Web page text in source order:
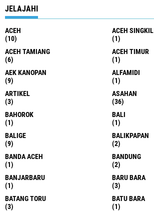
JELAJAHI
ACEH
(10)
ACEH SINGKIL
(1)
ACEH TAMIANG
(6)
ACEH TIMUR
(1)
AEK KANOPAN
(9)
ALFAMIDI
(1)
ARTIKEL
(3)
ASAHAN
(36)
BAHOROK
(1)
BALI
(1)
BALIGE
(9)
BALIKPAPAN
(2)
BANDA ACEH
(1)
BANDUNG
(2)
BANJARBARU
(1)
BARU BARA
(3)
BATANG TORU
(3)
BATU BARA
(1)